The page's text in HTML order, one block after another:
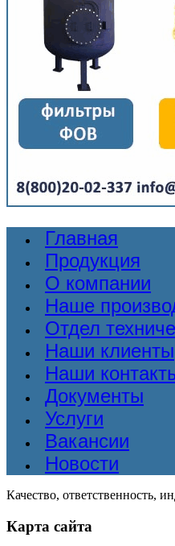
Главная
Продукция
О компании
Наше
Отдел
Наши клиенты
Наши
Документы
Услуги
Вакансии
Новости
Качество, ответственность,
Карта сайта